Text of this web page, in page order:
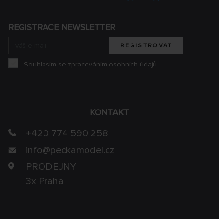
KONTAKT
+420 774 590 258
info@peckamodel.cz
PRODEJNY
3x Praha
REGISTRACE NEWSLETTER
REGISTROVAT
Souhlasím se zpracováním osobních údajů